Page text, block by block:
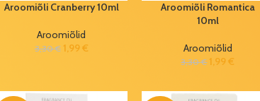
Aroomiõli Cranberry 10ml
Aroomiõlid
3,30€ 1,99€
Aroomiõli Romantica
10ml
Aroomiõlid
3,30€ 1,99€